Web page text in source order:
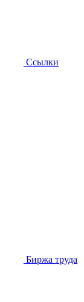
Ссылки
Биржа труда